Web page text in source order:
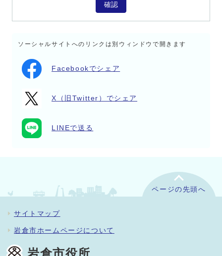
確認
ソーシャルサイトへのリンクは別ウィンドウで開きます
Facebookでシェア
X（旧Twitter）でシェア
LINEで送る
ページの先頭へ
サイトマップ
岩倉市ホームページについて
岩倉市役所